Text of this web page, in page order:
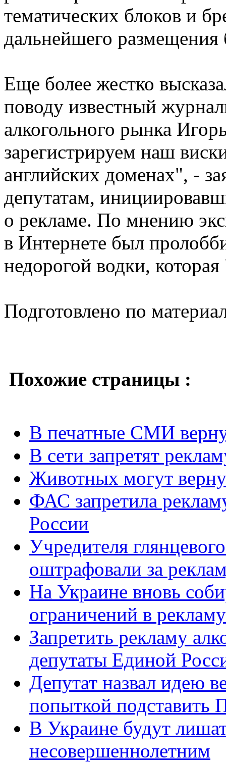
тематических блоков и
дальнейшего размещения
Еще более жестко
поводу известный
алкогольного рынка
зарегистрируем наш
английских доменах", -
депутатам,
о рекламе. По мнению
в Интернете был
недорогой водки,
Подготовлено по
Похожие страницы :
В печатные СМИ
В сети запретят
Животных могут
ФАС запретила
России
Учредителя
оштрафовали за
На Украине вновь
ограничений в
Запретить рекламу
депутаты Единой
Депутат назвал идею
попыткой подставить
В Украине будут
несовершеннолетним